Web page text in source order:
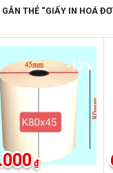
THẺ “GIẤY IN HOÁ
-13%
₫